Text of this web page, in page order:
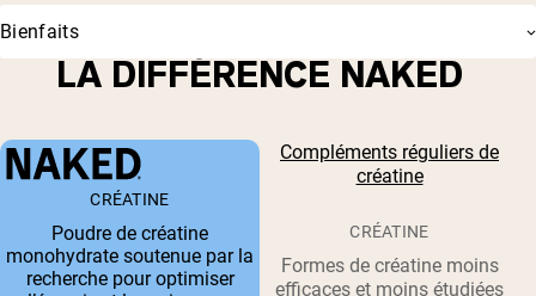
Bienfaits
LA DIFFÉRENCE NAKED
Compléments réguliers de
créatine
CRÉATINE
Poudre de créatine
monohydrate soutenue par la
recherche pour optimiser
CRÉATINE
Formes de créatine moins
efficaces et moins étudiées